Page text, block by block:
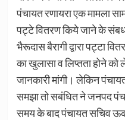
पंचायत रणायरा एक मामला
पट्टे वितरण किये जाने के संबध
भैरूदास बैरागी द्वारा पट्टा
का खुलासा व लिप्तता होने
जानकारी मांगी। लेकिन
समझा तो सबंधित ने जनपद
समय के बाद पंचायत सचिव